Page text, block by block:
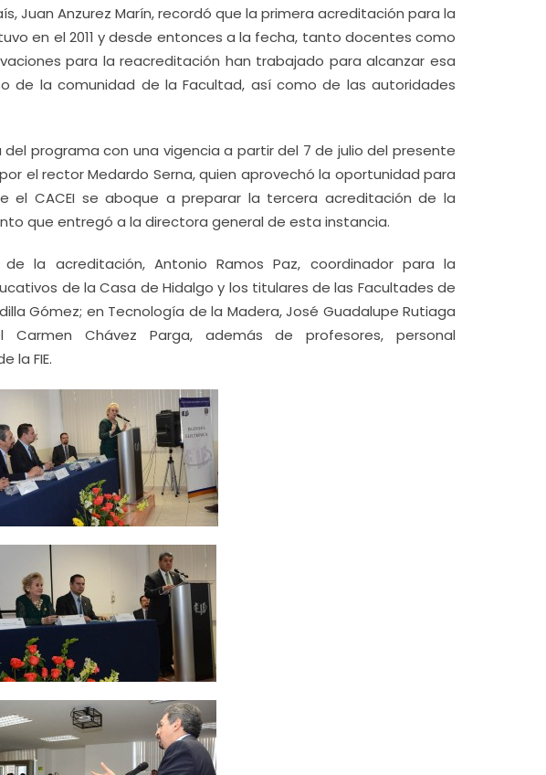
Juan Anzurez Marín, recordó que la primera acreditación para la
en el 2011 y desde entonces a la fecha, tanto docentes como
para la reacreditación han trabajado para alcanzar esa
de la comunidad de la Facultad, así como de las autoridades
programa con una vigencia a partir del 7 de julio del presente
el rector Medardo Serna, quien aprovechó la oportunidad para
el CACEI se aboque a preparar la tercera acreditación de la
que entregó a la directora general de esta instancia.
la acreditación, Antonio Ramos Paz, coordinador para la
de la Casa de Hidalgo y los titulares de las Facultades de
Gómez; en Tecnología de la Madera, José Guadalupe Rutiaga
Carmen Chávez Parga, además de profesores, personal
la FIE.